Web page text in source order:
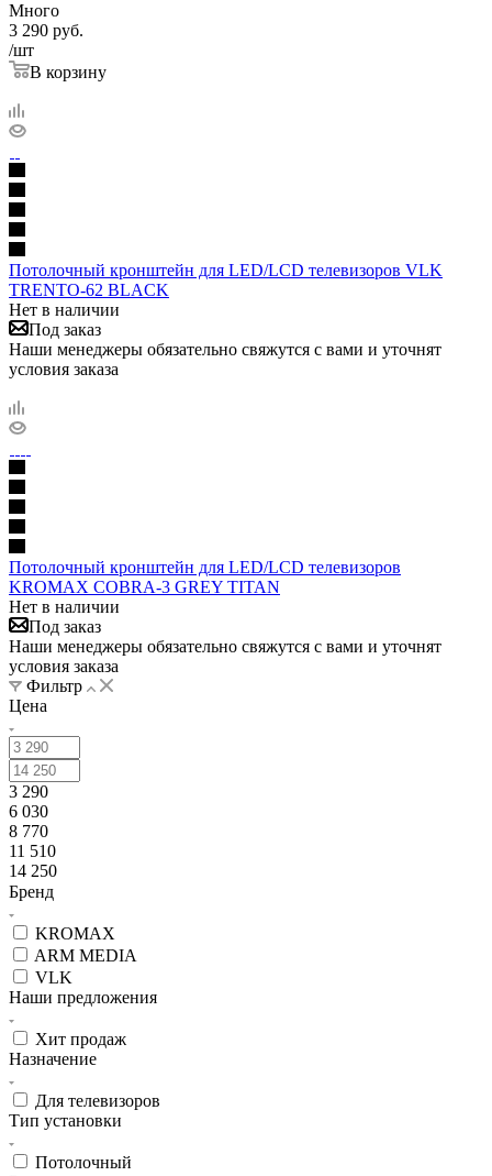
Много
3 290 руб.
/шт
В корзину
Потолочный кронштейн для LED/LCD телевизоров VLK
TRENTO-62 BLACK
Нет в наличии
Под заказ
Наши менеджеры обязательно свяжутся с вами и уточнят
условия заказа
Потолочный кронштейн для LED/LCD телевизоров
KROMAX COBRA-3 GREY TITAN
Нет в наличии
Под заказ
Наши менеджеры обязательно свяжутся с вами и уточнят
условия заказа
Фильтр
Цена
3 290
6 030
8 770
11 510
14 250
Бренд
KROMAX
ARM MEDIA
VLK
Наши предложения
Хит продаж
Назначение
Для телевизоров
Тип установки
Потолочный